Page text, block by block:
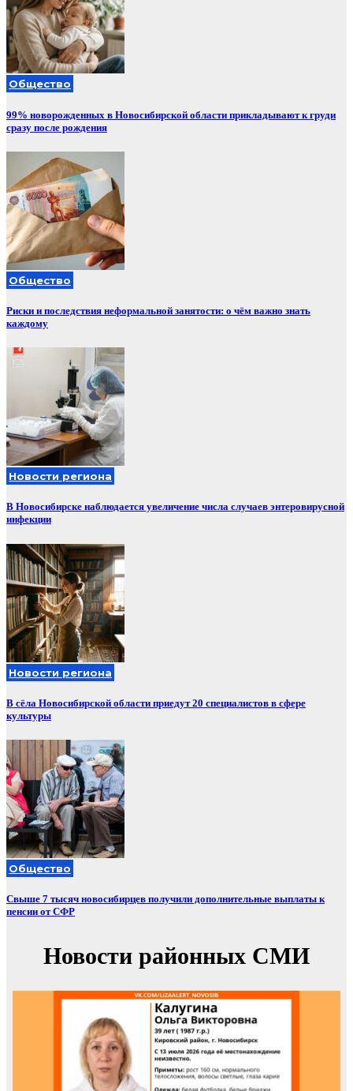
Общество
99% новорожденных в Новосибирской области прикладывают к груди
сразу после рождения
Общество
Риски и последствия неформальной занятости: о чём важно знать
каждому
Новости региона
В Новосибирске наблюдается увеличение числа случаев энтеровирусной
инфекции
Новости региона
В сёла Новосибирской области приедут 20 специалистов в сфере
культуры
Общество
Свыше 7 тысяч новосибирцев получили дополнительные выплаты к
пенсии от СФР